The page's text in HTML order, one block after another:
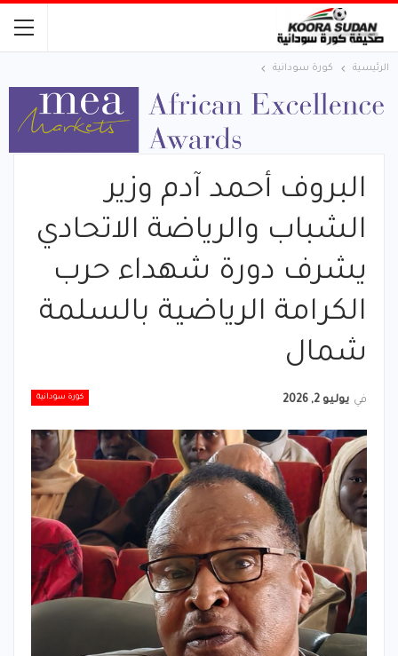
الرئيسية كورة سودانية
البروف أحمد آدم وزير
الشباب والرياضة الاتحادي
يشرف دورة شهداء حرب
الكرامة الرياضية بالسلمة
شمال
كورة سودانية في يوليو 2, 2026